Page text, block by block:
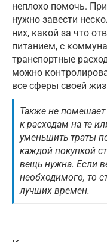
неплохо помочь.
нужно завести
них, какой за что
питанием, с
транспортные
можно
все сферы своей
Также не
к расходам на те
уменьшить траты
каждой покупкой
вещь нужна. Если
необходимого, то
лучших времен.